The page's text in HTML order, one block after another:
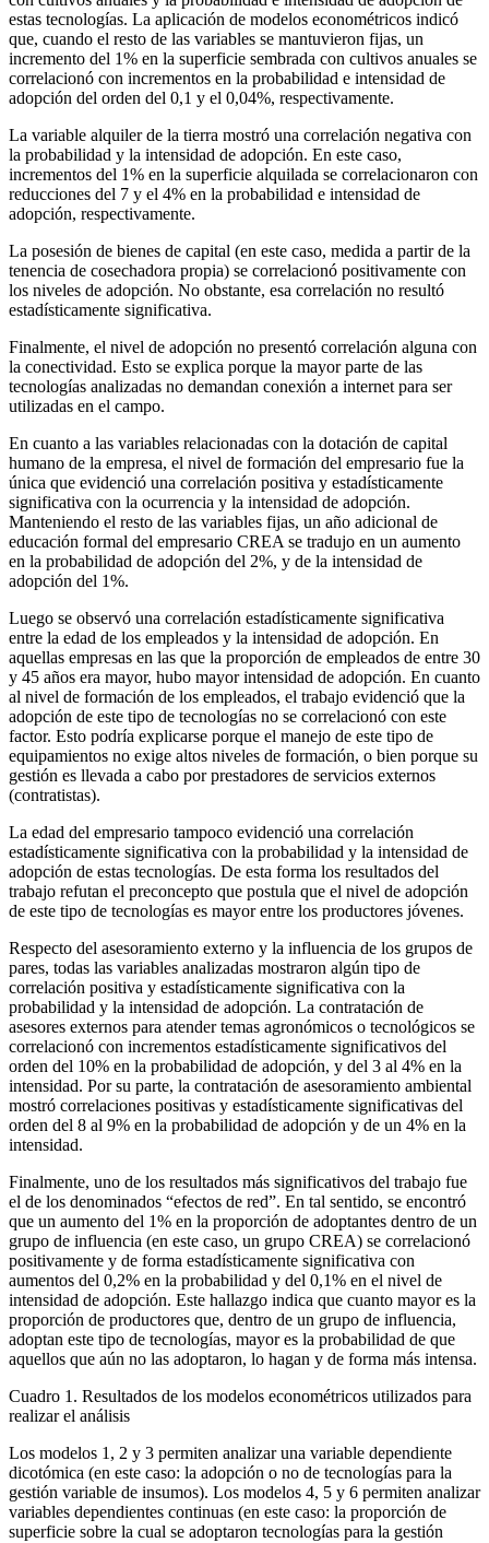
estas tecnologías. La aplicación de modelos econométricos indicó
que, cuando el resto de las variables se mantuvieron fijas, un
incremento del 1% en la superficie sembrada con cultivos anuales se
correlacionó con incrementos en la probabilidad e intensidad de
adopción del orden del 0,1 y el 0,04%, respectivamente.
La variable alquiler de la tierra mostró una correlación negativa con
la probabilidad y la intensidad de adopción. En este caso,
incrementos del 1% en la superficie alquilada se correlacionaron con
reducciones del 7 y el 4% en la probabilidad e intensidad de
adopción, respectivamente.
La posesión de bienes de capital (en este caso, medida a partir de la
tenencia de cosechadora propia) se correlacionó positivamente con
los niveles de adopción. No obstante, esa correlación no resultó
estadísticamente significativa.
Finalmente, el nivel de adopción no presentó correlación alguna con
la conectividad. Esto se explica porque la mayor parte de las
tecnologías analizadas no demandan conexión a internet para ser
utilizadas en el campo.
En cuanto a las variables relacionadas con la dotación de capital
humano de la empresa, el nivel de formación del empresario fue la
única que evidenció una correlación positiva y estadísticamente
significativa con la ocurrencia y la intensidad de adopción.
Manteniendo el resto de las variables fijas, un año adicional de
educación formal del empresario CREA se tradujo en un aumento
en la probabilidad de adopción del 2%, y de la intensidad de
adopción del 1%.
Luego se observó una correlación estadísticamente significativa
entre la edad de los empleados y la intensidad de adopción. En
aquellas empresas en las que la proporción de empleados de entre 30
y 45 años era mayor, hubo mayor intensidad de adopción. En cuanto
al nivel de formación de los empleados, el trabajo evidenció que la
adopción de este tipo de tecnologías no se correlacionó con este
factor. Esto podría explicarse porque el manejo de este tipo de
equipamientos no exige altos niveles de formación, o bien porque su
gestión es llevada a cabo por prestadores de servicios externos
(contratistas).
La edad del empresario tampoco evidenció una correlación
estadísticamente significativa con la probabilidad y la intensidad de
adopción de estas tecnologías. De esta forma los resultados del
trabajo refutan el preconcepto que postula que el nivel de adopción
de este tipo de tecnologías es mayor entre los productores jóvenes.
Respecto del asesoramiento externo y la influencia de los grupos de
pares, todas las variables analizadas mostraron algún tipo de
correlación positiva y estadísticamente significativa con la
probabilidad y la intensidad de adopción. La contratación de
asesores externos para atender temas agronómicos o tecnológicos se
correlacionó con incrementos estadísticamente significativos del
orden del 10% en la probabilidad de adopción, y del 3 al 4% en la
intensidad. Por su parte, la contratación de asesoramiento ambiental
mostró correlaciones positivas y estadísticamente significativas del
orden del 8 al 9% en la probabilidad de adopción y de un 4% en la
intensidad.
Finalmente, uno de los resultados más significativos del trabajo fue
el de los denominados “efectos de red”. En tal sentido, se encontró
que un aumento del 1% en la proporción de adoptantes dentro de un
grupo de influencia (en este caso, un grupo CREA) se correlacionó
positivamente y de forma estadísticamente significativa con
aumentos del 0,2% en la probabilidad y del 0,1% en el nivel de
intensidad de adopción. Este hallazgo indica que cuanto mayor es la
proporción de productores que, dentro de un grupo de influencia,
adoptan este tipo de tecnologías, mayor es la probabilidad de que
aquellos que aún no las adoptaron, lo hagan y de forma más intensa.
Cuadro 1. Resultados de los modelos econométricos utilizados para
realizar el análisis
Los modelos 1, 2 y 3 permiten analizar una variable dependiente
dicotómica (en este caso: la adopción o no de tecnologías para la
gestión variable de insumos). Los modelos 4, 5 y 6 permiten analizar
variables dependientes continuas (en este caso: la proporción de
superficie sobre la cual se adoptaron tecnologías para la gestión